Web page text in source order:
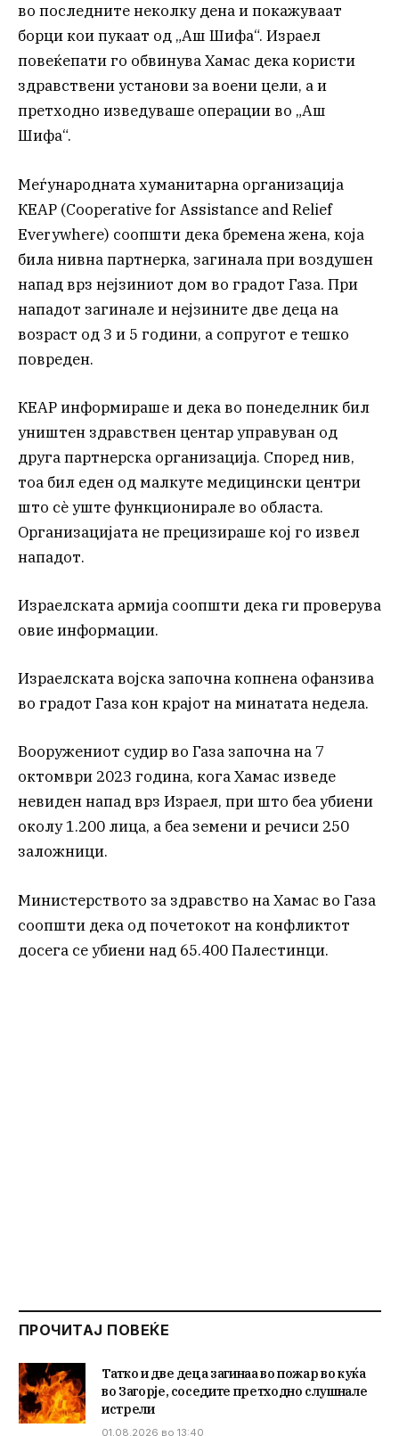
во последните неколку дена и покажуваат
борци кои пукаат од „Аш Шифа“. Израел
повеќепати го обвинува Хамас дека користи
здравствени установи за воени цели, а и
претходно изведуваше операции во „Аш
Шифа“.
Меѓународната хуманитарна организација
КЕАР (Cooperative for Assistance and Relief
Everywhere) соопшти дека бремена жена, која
била нивна партнерка, загинала при воздушен
напад врз нејзиниот дом во градот Газа. При
нападот загинале и нејзините две деца на
возраст од 3 и 5 години, а сопругот е тешко
повреден.
КЕАР информираше и дека во понеделник бил
уништен здравствен центар управуван од
друга партнерска организација. Според нив,
тоа бил еден од малкуте медицински центри
што сè уште функционирале во областа.
Организацијата не прецизираше кој го извел
нападот.
Израелската армија соопшти дека ги проверува
овие информации.
Израелската војска започна копнена офанзива
во градот Газа кон крајот на минатата недела.
Вооружениот судир во Газа започна на 7
октомври 2023 година, кога Хамас изведе
невиден напад врз Израел, при што беа убиени
околу 1.200 лица, а беа земени и речиси 250
заложници.
Министерството за здравство на Хамас во Газа
соопшти дека од почетокот на конфликтот
досега се убиени над 65.400 Палестинци.
ПРОЧИТАЈ ПОВЕЌЕ
Татко и две деца загинаа во пожар во куќа
во Загорје, соседите претходно слушнале
истрели
01.08.2026 во 13:40